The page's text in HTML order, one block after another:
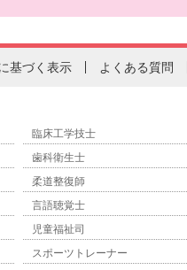
基づく表示 よくある質問
臨床工学技士
歯科衛生士
柔道整復師
言語聴覚士
児童福祉司
スポーツトレーナー